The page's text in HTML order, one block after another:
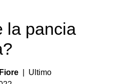
la pancia
| Ultimo